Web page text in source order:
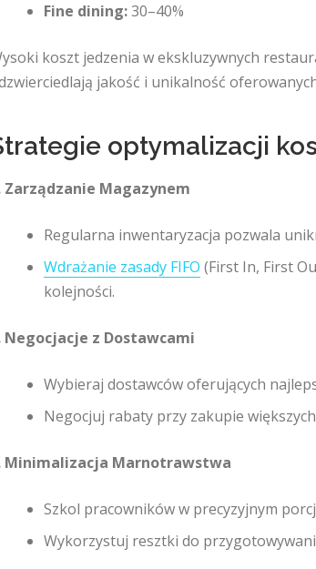
Fine dining:30–40%
koszt jedzenia w ekskluzywnych
jakość i unikalność
optymalizacji
Zarządzanie Magazynem
Regularna inwentaryzacja pozwala
Wdrażanie zasady FIFO (First In, First
kolejności.
Negocjacje z Dostawcami
Wybieraj dostawców oferujących
Negocjuj rabaty przy zakupie
Minimalizacja Marnotrawstwa
Szkol pracowników w precyzyjnym
Wykorzystuj resztki do